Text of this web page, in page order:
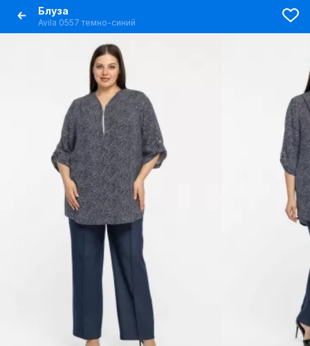
Блуза
Avila 0557 темно-синий